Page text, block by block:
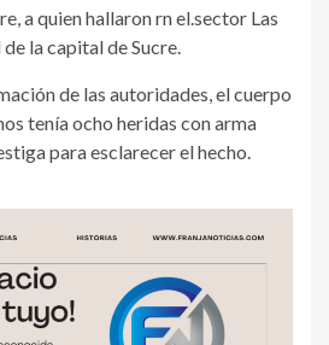
a quien hallaron rn el.sector Las
la capital de Sucre.
de las autoridades, el cuerpo
tenía ocho heridas con arma
para esclarecer el hecho.